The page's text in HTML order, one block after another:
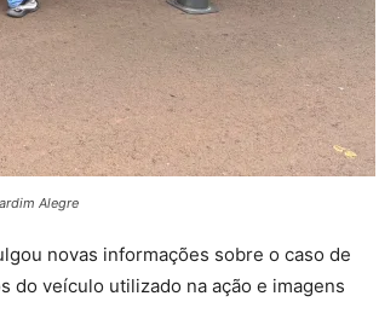
Alegre
novas informações sobre o caso de
do veículo utilizado na ação e imagens